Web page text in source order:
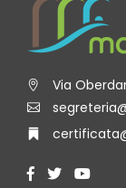
Via